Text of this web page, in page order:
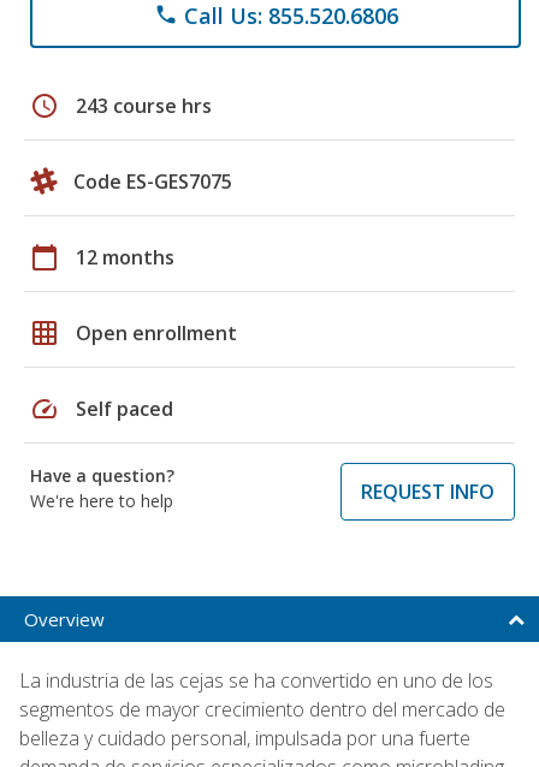
phone Call Us: 855.520.6806
schedule 243 course hrs
Code ES-GES7075
calendar_today 12 months
grid_on Open enrollment
speed Self paced
Have a question?
We're here to help
REQUEST INFO
Overview
La industria de las cejas se ha convertido en uno de los
segmentos de mayor crecimiento dentro del mercado de
belleza y cuidado personal, impulsada por una fuerte